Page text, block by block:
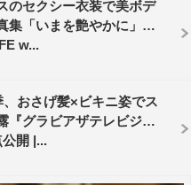
のセクシー衣装で美ボデ
「いまを艶やかに」誌
w...
おさげ髪×ビキニ姿でス
『グラビアザテレビジョ
開 |...